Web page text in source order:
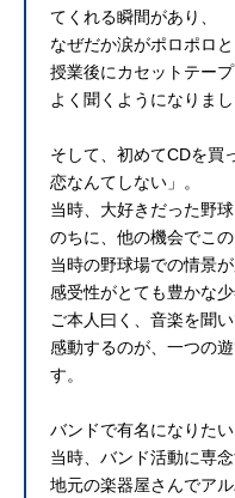
てくれる瞬間があり、
なぜだか涙がポロポロと
授業後にカセットテー
よく聞くようになりまし
そして、初めてCDを買
恋なんてしない」。
当時、大好きだった野
のちに、他の機会でこの
当時の野球場での情景
感受性がとても豊かな少
ご本人曰く、音楽を聞
感動するのが、一つの
す。
バンドで有名になりた
当時、バンド活動に専
地元の楽器屋さんでア